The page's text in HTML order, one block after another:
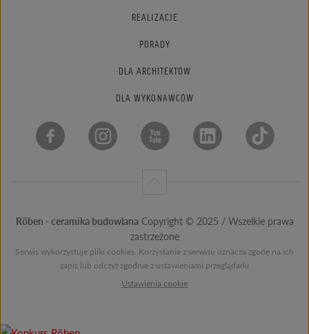
REALIZACJE
PORADY
DLA ARCHITEKTÓW
DLA WYKONAWCÓW
Röben - ceramika budowlana Copyright © 2025 / Wszelkie prawa
zastrzeżone
Serwis wykorzystuje pliki cookies. Korzystanie z serwisu oznacza zgodę na ich
zapis lub odczyt zgodnie z ustawieniami przeglądarki
Ustawienia cookie